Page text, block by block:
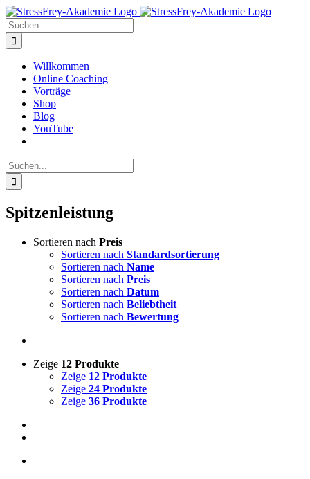
Zum
Inhalt
springen
Suche
nach:
Willkommen
Online Coaching
Vorträge
Shop
Blog
YouTube
Suche
nach:
Spitzenleistung
Sortieren nach Preis
Sortieren nach Standardsortierung
Sortieren nach Name
Sortieren nach Preis
Sortieren nach Datum
Sortieren nach Beliebtheit
Sortieren nach Bewertung
Zeige 12 Produkte
Zeige 12 Produkte
Zeige 24 Produkte
Zeige 36 Produkte